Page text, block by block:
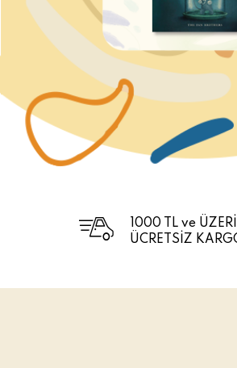
1000 TL ve ÜZERİ
ÜCRETSİZ